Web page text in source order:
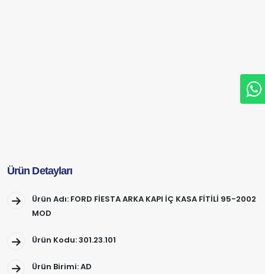
Ürün Detayları
Ürün Adı: FORD FİESTA ARKA KAPI İÇ KASA FİTİLİ 95-2002
MOD
Ürün Kodu: 301.23.101
Ürün Birimi: AD